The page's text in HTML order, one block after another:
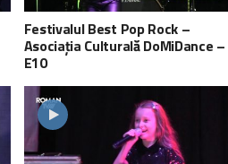
Festivalul Best Pop Rock –
Asociația Culturală DoMiDance –
E10